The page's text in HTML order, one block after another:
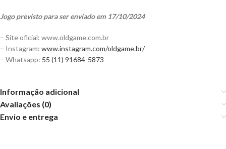
Jogo previsto para ser enviado em 17/10/2024
– Site oficial: www.oldgame.com.br
– Instagram: www.instagram.com/oldgame.br/
– Whatsapp: 55 (11) 91684-5873
Informação adicional
Avaliações (0)
Envio e entrega